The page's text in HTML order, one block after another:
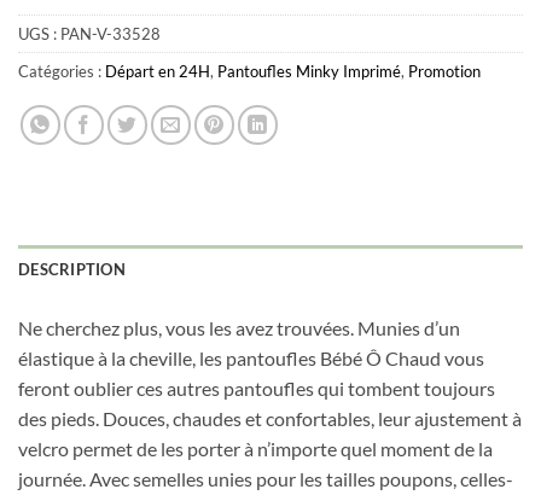
UGS : PAN-V-33528
Catégories : Départ en 24H, Pantoufles Minky Imprimé, Promotion
DESCRIPTION
Ne cherchez plus, vous les avez trouvées. Munies d’un
élastique à la cheville, les pantoufles Bébé Ô Chaud vous
feront oublier ces autres pantoufles qui tombent toujours
des pieds. Douces, chaudes et confortables, leur ajustement à
velcro permet de les porter à n’importe quel moment de la
journée. Avec semelles unies pour les tailles poupons, celles-
prochaine commande en vous inscrivant à
notre infolettre!
Courriel*